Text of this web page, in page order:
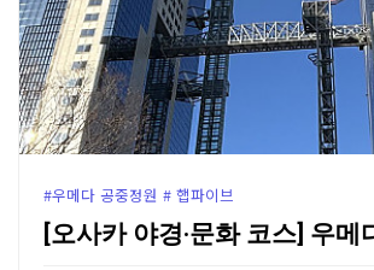
#우메다 공중정원 # 햅파이브